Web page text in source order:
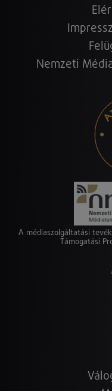
Nemzeti
A médiaszolgáltatási
Támogatási